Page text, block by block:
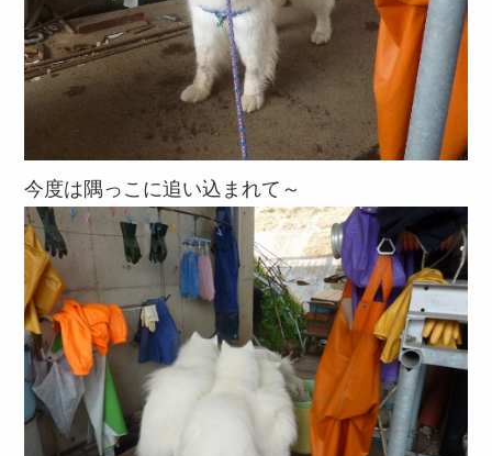
今度は隅っこに追い込まれて～